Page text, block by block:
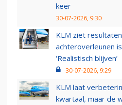
keer
30-07-2026, 9:30
KLM ziet
achteroverleunen
‘Realistisch blijven’
30-07-2026, 9:29
KLM laat
kwartaal, maar de